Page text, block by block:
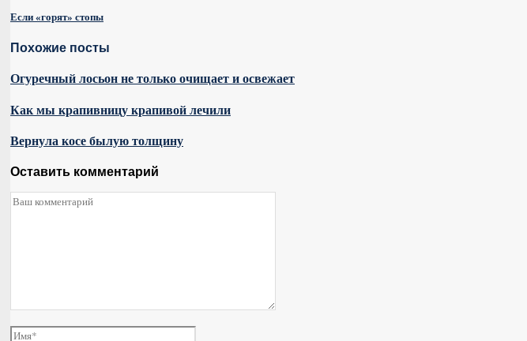
Если «горят» стопы
Похожие посты
Огуречный лосьон не только очищает и освежает
Как мы крапивницу крапивой лечили
Вернула косе былую толщину
Оставить комментарий